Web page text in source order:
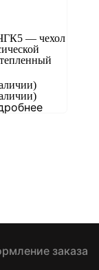
— чехол
заказа